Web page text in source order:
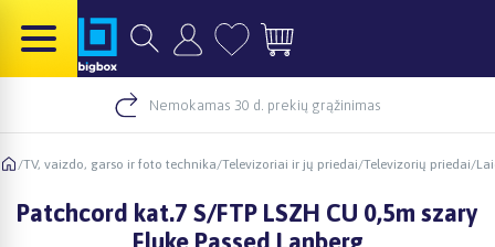
Nemokamas 30 d. prekių grąžinimas
/TV, vaizdo, garso ir foto technika/Televizoriai ir jų priedai/Televizorių priedai/
Patchcord kat.7 S/FTP LSZH CU 0,5m szary